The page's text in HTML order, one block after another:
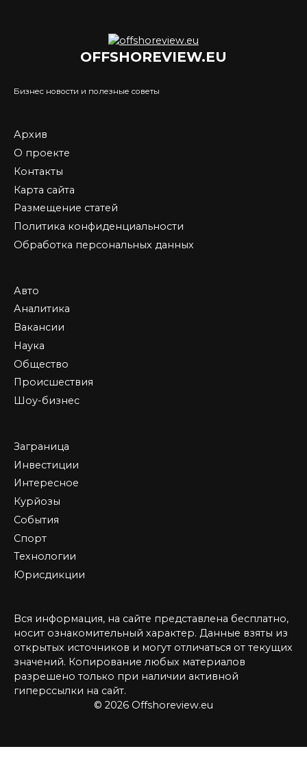
OFFSHOREVIEW.EU
Бизнес новости и полезные советы
Архив
О проекте
Контакты
Карта сайта
Размещение статей
Политика конфиденциальности
Обработка персональных данных
Авто
Аналитика
Вакансии
Наука
Общество
Происшествия
Шоу-бизнес
Заграница
Инвестиции
Интересное
Курйозы
События
Спорт
Технологии
Юрисдикции
Вся информация, на сайте представлена бесплатно,
носит ознакомительный характер. Данные взяты из
открытых источников и могут отличаться от текущих
значений. Копирование любых материалов
разрешено только при наличии активной
гиперссылки на сайт.
© 2026 Offshoreview.eu